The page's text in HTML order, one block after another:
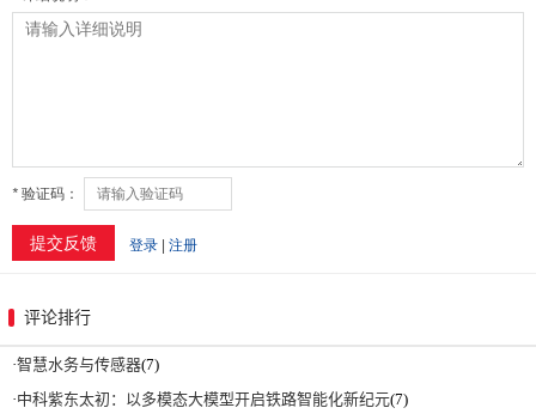
评论排行
·智慧水务与传感器(7)
·中科紫东太初：以多模态大模型开启铁路智能化新纪元(7)